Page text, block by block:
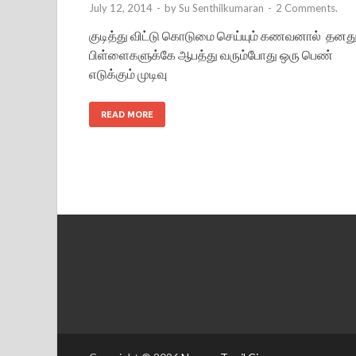
July 12, 2014 - bySu Senthilkumaran - 2 Comments.
குடித்து விட்டு கொடுமை செய்யும் கணவனால்
பிள்ளைகளுக்கே ஆபத்து வரும்போது ஒரு பெண்
எடுக்கும் முடிவு
READ MORE